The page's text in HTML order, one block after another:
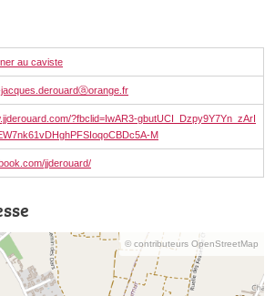
au caviste
jacques.derouardⓐorange.fr
?fbclid=IwAR3-gbutUCI_Dzpy9Y7Yn_zArI
M
jjderouard/
© contributeurs OpenStreetMap